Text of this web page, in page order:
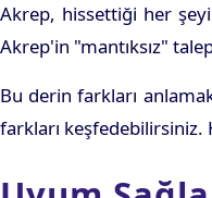
Akrep, hissettiği her
Akrep'in "mantıksız"
Bu derin farkları
farkları keşfedebilirsiniz.